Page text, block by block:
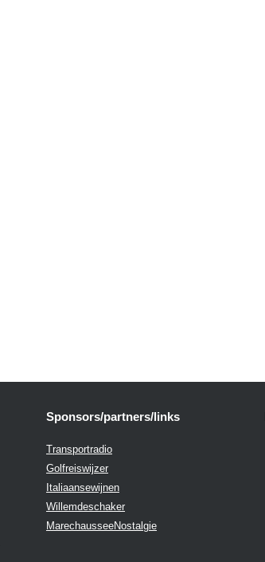
Sponsors/partners/links
Transportradio
Golfreiswijzer
Italiaansewijnen
Willemdeschaker
MarechausseeNostalgie